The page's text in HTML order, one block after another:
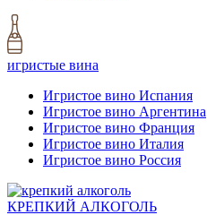
игристые вина
Игристое вино Испания
Игристое вино Аргентина
Игристое вино Франция
Игристое вино Италия
Игристое вино Россия
КРЕПКИЙ АЛКОГОЛЬ